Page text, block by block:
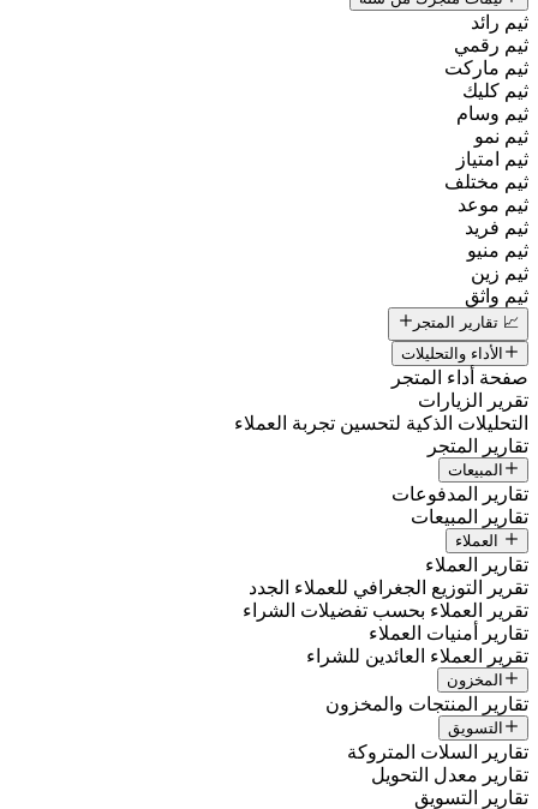
ثيم رائد
ثيم رقمي
ثيم ماركت
ثيم كليك
ثيم وسام
ثيم نمو
ثيم امتياز
ثيم مختلف
ثيم موعد
ثيم فريد
ثيم منيو
ثيم زين
ثيم واثق
📈 تقارير المتجر
الأداء والتحليلات
صفحة أداء المتجر
تقرير الزيارات
التحليلات الذكية لتحسين تجربة العملاء
تقارير المتجر
المبيعات
تقارير المدفوعات
تقارير المبيعات
العملاء
تقارير العملاء
تقرير التوزيع الجغرافي للعملاء الجدد
تقرير العملاء بحسب تفضيلات الشراء
تقارير أمنيات العملاء
تقرير العملاء العائدين للشراء
المخزون
تقارير المنتجات والمخزون
التسويق
تقارير السلات المتروكة
تقارير معدل التحويل
تقارير التسويق